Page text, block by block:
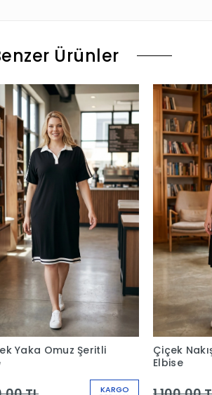
Yaka Omuz Şeritli
TL KARGO
BEDAVA
Sepetteki Fiyat
1.196,00 TL
Sepete Ekle
Çiçek
Elbise
1.100,00
Geniş Ürün Yelpazesi
Binlerce ürün ve